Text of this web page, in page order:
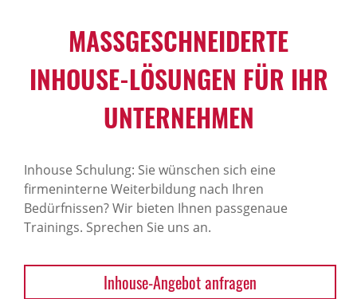
MASSGESCHNEIDERTE I
NHOUSE-LÖSUNGEN FÜR IHR U
NTERNEHMEN
Inhouse Schulung: Sie wünschen sich eine
firmeninterne Weiterbildung nach Ihren
Bedürfnissen? Wir bieten Ihnen passgenaue
Trainings. Sprechen Sie uns an.
Inhouse-Angebot anfragen